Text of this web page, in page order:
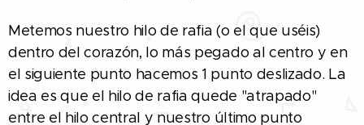
Metemos nuestro hilo de rafia (o el que uséis)
dentro del corazón, lo más pegado al centro y en
el siguiente punto hacemos 1 punto deslizado. La
idea es que el hilo de rafia quede "atrapado"
entre el hilo central y nuestro último punto